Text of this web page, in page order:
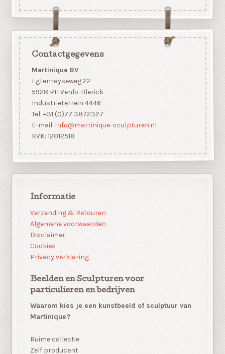
Contactgegevens
Martinique BV
Egtenrayseweg 22
5928 PH Venlo-Blerick
Industrieterrein 4446
Tel: +31 (0)77 3872327
E-mail: info@martinique-sculpturen.nl
KVK: 12012518
Informatie
Verzending & Retouren
Algemene voorwaarden
Disclaimer
Cookies
Privacy verklaring
Beelden en Sculpturen voor
particulieren en bedrijven
Waarom kies je een kunstbeeld of sculptuur van
Martinique?
Ruime collectie
Zelf producent